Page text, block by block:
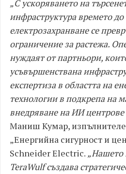
„С ускоряването на
инфраструктура времето до
електрозахранване се
ограничение за растежа.
нуждаят от партньори,
усъвършенствана
експертиза в областта на
технологии в подкрепа на
внедряване на ИИ центрове
Маниш Кумар,
„Енергийна сигурност и
Schneider Electric. „Нашето
TeraWulf създава